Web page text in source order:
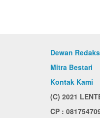
Dewan
Mitra Bestari
Kontak Kami
(C) 2021
CP :